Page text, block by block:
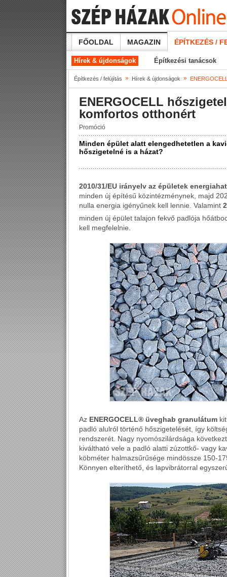
FŐOLDAL MAGAZIN ÉPÍTKEZÉS /
Hírek & újdonságok Építkezési tanácsok
Építkezés / felújítás » Hírek & újdonságok »
ENERGOCELL
komfortos otthonért
Promóció
Minden épület alatt elengedhetetlen a
hőszigetelné is a házat?
2010/31/EU irányelv az épületek
minden új építésű közintézménynek, majd
nulla energia igényűnek kell lennie. Valamint
minden új épület talajon fekvő padlója
kell megfelelnie.
Az ENERGOCELL® üveghab granulátum
padló alulról történő hőszigetelését, így
rendszerét. Nagy nyomószilárdsága
kiváltható vele a padló alatti zúzottkő- vagy
köbméter halmazsűrűsége mindössze 150-
Könnyen elteríthető, és lapvibrátorral